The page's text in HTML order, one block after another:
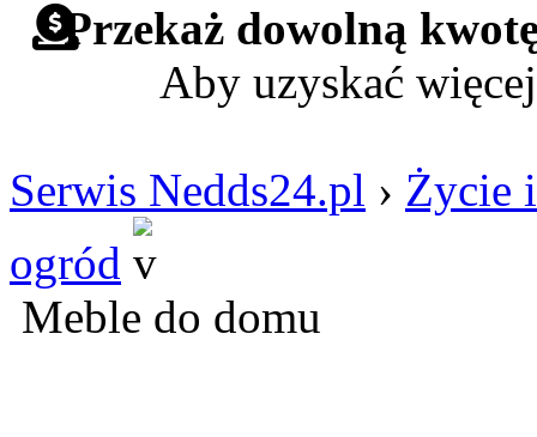
Przekaż dowolną
Aby uzyskać
Serwis Nedds24.pl › Życie
ogród
Meble do domu